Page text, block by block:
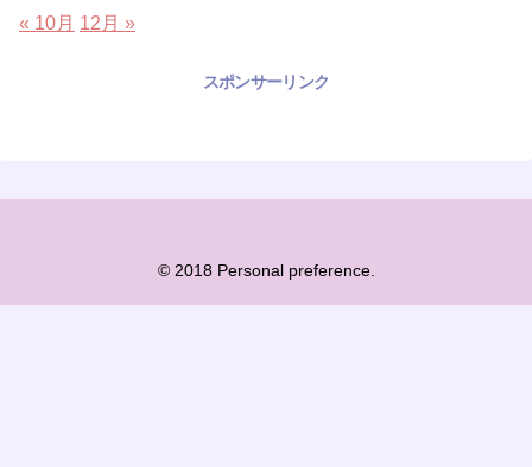
« 10月 12月 »
スポンサーリンク
© 2018 Personal preference.